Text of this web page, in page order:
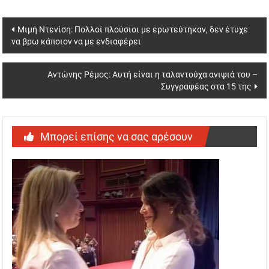
Post
navigation
Μιμή Ντενίση: Πολλοί πλούσιοι με ερωτεύτηκαν, δεν έτυχε
να βρω κάποιον να με ενδιαφέρει
Αντώνης Ρέμος: Αυτή είναι η ταλαντούχα ανιψιά του –
Συγγραφέας στα 15 της
Μπορεί επίσης να σας αρέσουν